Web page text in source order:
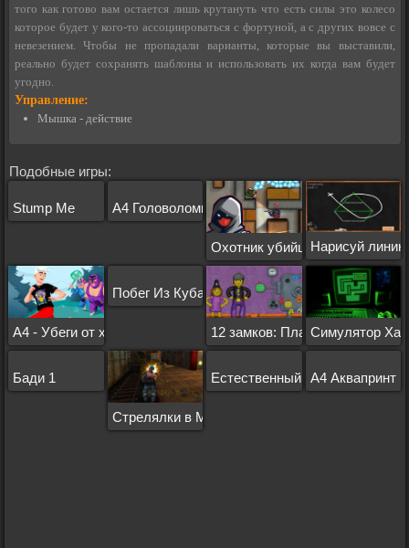
того как готово вам остается лишь крутануть что есть силы это колесо
которое будет у кого-то ассоциироваться с фортуной, а с других вовсе с
невезением. Чтобы не пропадали варианты, которые вы выставили,
реально будет сохранять шаблоны и использовать их когда вам будет
угодно.
Управление:
Мышка - действие
Подобные игры:
Stump Me А4 Головоломки
Охотник убийцаНарисуй линию
А4 - Убеги от хейтеров
Побег Из Куба: Театр
12 замков: Пластилиновая
Симулятор
Бади 1
Стрелялки в Метро
Естественный отборА4 Аквапринт